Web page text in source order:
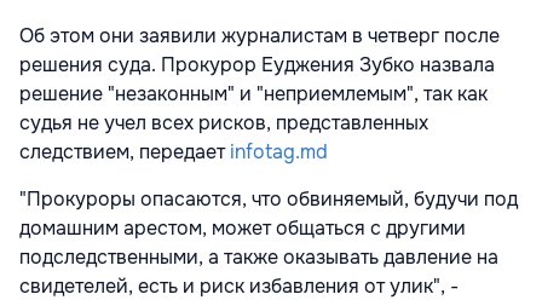
Об этом они заявили журналистам в четверг после
решения суда. Прокурор Еуджения Зубко назвала
решение "незаконным" и "неприемлемым", так как
судья не учел всех рисков, представленных
следствием, передаетinfotag.md
"Прокуроры опасаются, что обвиняемый, будучи под
домашним арестом, может общаться с другими
подследственными, а также оказывать давление на
свидетелей, есть и риск избавления от улик", -